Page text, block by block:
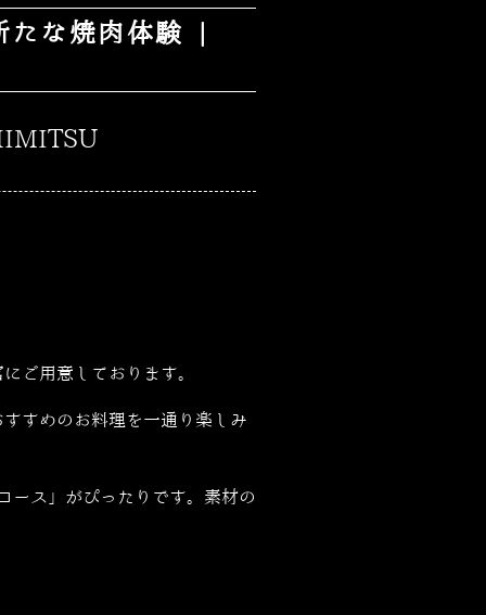
な焼肉体験 |
ご用意しております。
すめのお料理を一通り楽しみ
ース」がぴったりです。素材の